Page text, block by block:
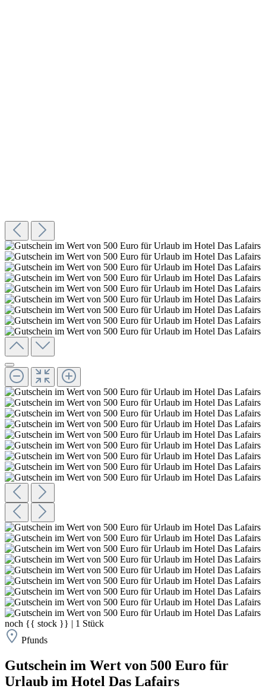
noch {{ stock }} | 1 Stück
Pfunds
Gutschein im Wert von 500 Euro für
Urlaub im Hotel Das Lafairs